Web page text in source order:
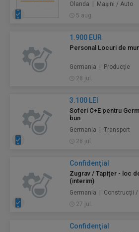
Olanda | Maşini / Auto
5 aug.
1.900 EUR
Personal Locuri de
Germania | Producție
28 jul.
3.100 LEI
Soferi C+E pentru
bun
Germania | Transport
28 jul.
Confidenţial
Zugrav / Tapițer - loc
(interim)
Germania | Construcţii /
27 jul.
Confidenţial